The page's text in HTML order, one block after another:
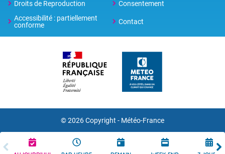
Droits de Reproduction
Consentement
Accessibilité : partiellement
conforme
Contact
© 2026 Copyright - Météo-France